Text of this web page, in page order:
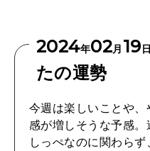
マ
わたし
2024年02月 19
たの運勢
今週は楽しいことや
感が増しそうな予感
しっぺなのに関わらず